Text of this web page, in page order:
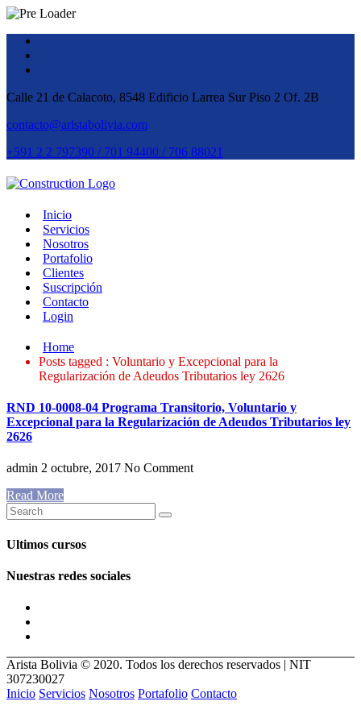
Calle 21 de Calacoto, 8548 Edificio Larrea Sur Piso 2 Of. 2B
contacto@aristabolivia.com
+591 2 2 797390 / 701 94400 / 706 88021
Inicio
Servicios
Nosotros
Portafolio
Clientes
Suscripción
Contacto
Login
Home
Posts tagged : Voluntario y Excepcional para la
Regularización de Adeudos Tributarios ley 2626
RND 10-0008-04 Programa Transitorio, Voluntario y
Excepcional para la Regularización de Adeudos Tributarios ley
2626
admin 2 octubre, 2017 No Comment
Read More
Ultimos cursos
Nuestras redes sociales
Arista Bolivia © 2020. Todos los derechos reservados | NIT
307230027
Inicio Servicios Nosotros Portafolio Contacto